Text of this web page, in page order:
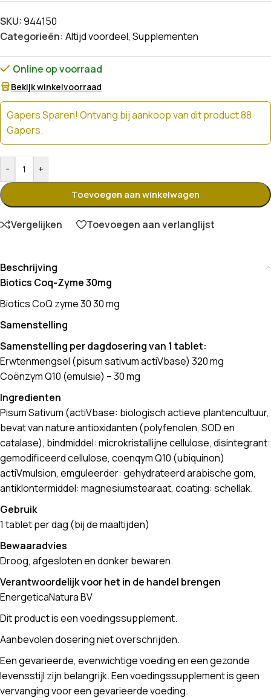
SKU:944150
Categorieën: Altijd voordeel, Supplementen
Online op voorraad
Bekijk winkelvoorraad
Gapers Sparen! Ontvang bij aankoop van dit product 88
Gapers.
- +
Toevoegen aan winkelwagen
Vergelijken Toevoegen aan verlanglijst
Beschrijving
Biotics Coq-Zyme 30mg
Biotics CoQ zyme 30 30 mg
Samenstelling
Samenstelling per dagdosering van 1 tablet:
Erwtenmengsel (pisum sativum actiVbase) 320 mg
Coënzym Q10 (emulsie) – 30 mg
Ingredienten
Pisum Sativum (actiVbase: biologisch actieve plantencultuur,
bevat van nature antioxidanten (polyfenolen, SOD en
catalase), bindmiddel: microkristallijne cellulose, disintegrant:
gemodificeerd cellulose, coenqym Q10 (ubiquinon)
actiVmulsion, emguleerder: gehydrateerd arabische gom,
antiklontermiddel: magnesiumstearaat, coating: schellak.
Gebruik
1 tablet per dag (bij de maaltijden)
Bewaaradvies
Droog, afgesloten en donker bewaren.
Verantwoordelijk voor het in de handel brengen
EnergeticaNatura BV
Dit product is een voedingssupplement.
Aanbevolen dosering niet overschrijden.
Een gevarieerde, evenwichtige voeding en een gezonde
levensstijl zijn belangrijk. Een voedingssupplement is geen
vervanging voor een gevarieerde voeding.